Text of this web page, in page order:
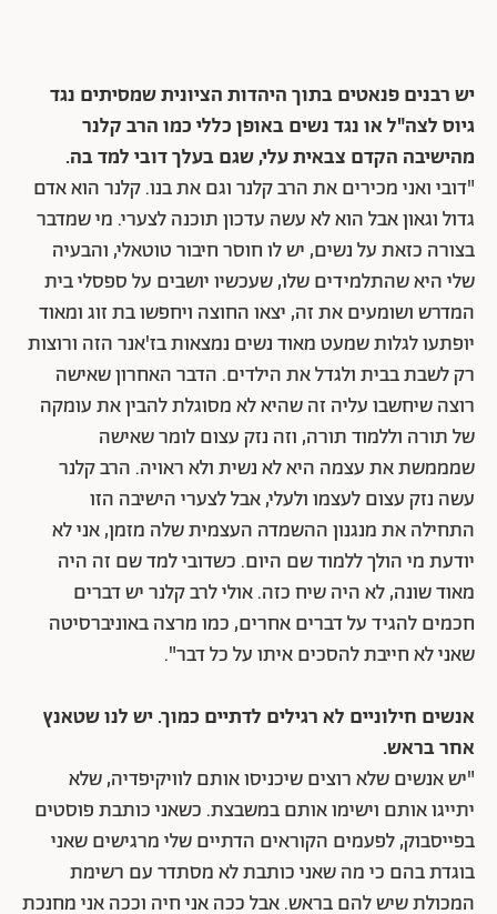
יש רבנים פנאטים בתוך היהדות הציונית שמסיתים נגד
גיוס לצה"ל או נגד נשים באופן כללי כמו הרב קלנר
מהישיבה הקדם צבאית עלי, שגם בעלך דובי למד בה.
"דובי ואני מכירים את הרב קלנר וגם את בנו. קלנר הוא אדם
גדול וגאון אבל הוא לא עשה עדכון תוכנה לצערי. מי שמדבר
בצורה כזאת על נשים, יש לו חוסר חיבור טוטאלי, והבעיה
שלי היא שהתלמידים שלו, שעכשיו יושבים על ספסלי בית
המדרש ושומעים את זה, יצאו החוצה ויחפשו בת זוג ומאוד
יופתעו לגלות שמעט מאוד נשים נמצאות בז'אנר הזה ורוצות
רק לשבת בבית ולגדל את הילדים. הדבר האחרון שאישה
רוצה שיחשבו עליה זה שהיא לא מסוגלת להבין את עומקה
של תורה וללמוד תורה, וזה נזק עצום לומר שאישה
שמממשת את עצמה היא לא נשית ולא ראויה. הרב קלנר
עשה נזק עצום לעצמו ולעלי, אבל לצערי הישיבה הזו
התחילה את מנגנון ההשמדה העצמית שלה מזמן, אני לא
יודעת מי הולך ללמוד שם היום. כשדובי למד שם זה היה
מאוד שונה, לא היה שיח כזה. אולי לרב קלנר יש דברים
חכמים להגיד על דברים אחרים, כמו מרצה באוניברסיטה
שאני לא חייבת להסכים איתו על כל דבר".
אנשים חילוניים לא רגילים לדתיים כמוך. יש לנו שטאנץ
אחר בראש.
"יש אנשים שלא רוצים שיכניסו אותם לוויקיפדיה, שלא
יתייגו אותם וישימו אותם במשבצת. כשאני כותבת פוסטים
בפייסבוק, לפעמים הקוראים הדתיים שלי מרגישים שאני
בוגדת בהם כי מה שאני כותבת לא מסתדר עם רשימת
המכולת שיש להם בראש. אבל ככה אני חיה וככה אני מחנכת